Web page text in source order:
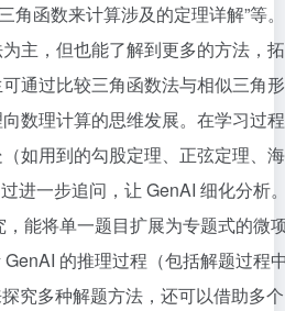
角函数来计算涉及的定理详解”等。
主，但也能了解到更多的方法，拓
通过比较三角函数法与相似三角形
数理计算的思维发展。在学习过程
如用到的勾股定理、正弦定理、海
进一步追问，让 GenAI 细化分析
能将单一题目扩展为专题式的微
的推理过程（包括解题过程
究多种解题方法，还可以借助多个